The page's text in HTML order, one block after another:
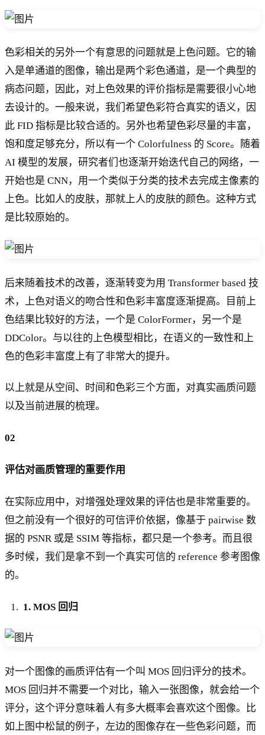
色彩相关的另外一个有意思的问题就是上色问题。它的输
入是单通道的图像，输出是两个彩色通道，是一个典型的
病态问题，因此，对上色效果的评价指标是需要很小心地
去设计的。一般来说，我们希望色彩符合真实的语义，因
此 FID 指标是比较合适的。另外也希望色彩尽量的丰富，
饱和度足够充分，所以有一个 Colorfulness 的 Score。随着
AI 模型的发展，研究者们也逐渐开始迭代自己的网络，一
开始也是 CNN，用一个类似于分类的技术去完成主像素的
上色。比如人的皮肤，那就上人的皮肤的颜色。这种方式
是比较原始的。
后来随着技术的改善，逐渐转变为用 Transformer based 技
术，上色对语义的吻合性和色彩丰富度逐渐提高。目前上
色结果比较好的方法，一个是 ColorFormer，另一个是
DDColor。与以往的上色模型相比，在语义的一致性和上
色的色彩丰富度上有了非常大的提升。
以上就是从空间、时间和色彩三个方面，对真实画质问题
以及当前进展的梳理。
02
评估对画质管理的重要作用
在实际应用中，对增强处理效果的评估也是非常重要的。
但之前没有一个很好的可信评价依据，像基于 pairwise 数
据的 PSNR 或是 SSIM 等指标，都只是一个参考。而且很
多时候，我们是拿不到一个真实可信的 reference 参考图像
的。
1. MOS 回归
对一个图像的画质评估有一个叫 MOS 回归评分的技术。
MOS 回归并不需要一个对比，输入一张图像，就会给一个
评分，这个评分意味着人有多大概率会喜欢这个图像。比
如上图中松鼠的例子，左边的图像存在一些色彩问题，而